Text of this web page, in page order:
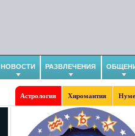
НОВОСТИ РАЗВЛЕЧЕНИЯ
Астрология Хиромантия